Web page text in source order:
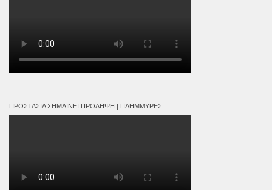
ΠΡΟΣΤΑΣΊΑ ΣΗΜΑΊΝΕΙ ΠΡΌΛΗΨΗ | ΠΛΗΜΜΎΡΕΣ